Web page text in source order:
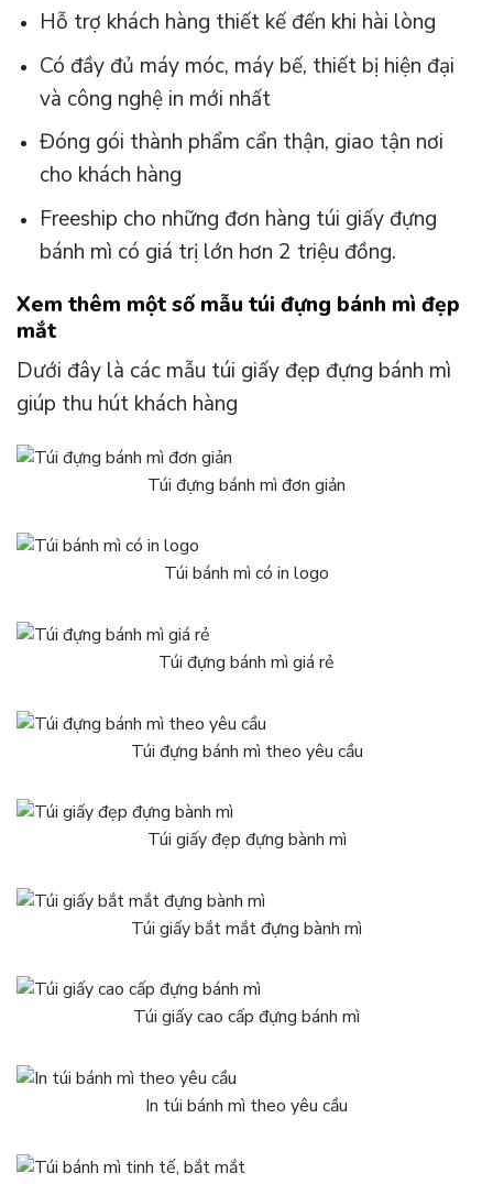
Hỗ trợ khách hàng thiết kế đến khi hài lòng
Có đầy đủ máy móc, máy bế, thiết bị hiện đại
và công nghệ in mới nhất
Đóng gói thành phẩm cẩn thận, giao tận nơi
cho khách hàng
Freeship cho những đơn hàng túi giấy đựng
bánh mì có giá trị lớn hơn 2 triệu đồng.
Xem thêm một số mẫu túi đựng bánh mì đẹp
mắt
Dưới đây là các mẫu túi giấy đẹp đựng bánh mì
giúp thu hút khách hàng
Túi đựng bánh mì đơn giản
Túi bánh mì có in logo
Túi đựng bánh mì giá rẻ
Túi đựng bánh mì theo yêu cầu
Túi giấy đẹp đựng bành mì
Túi giấy bắt mắt đựng bành mì
Túi giấy cao cấp đựng bánh mì
In túi bánh mì theo yêu cầu